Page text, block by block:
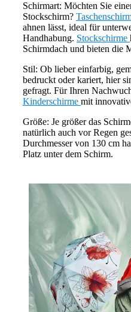
Schirmart: Möchten Sie
Stockschirm?
ahnen lässt, ideal für
Handhabung. Stockschirme
Schirmdach und bieten die
Stil: Ob lieber einfarbig,
bedruckt oder kariert, hier
gefragt. Für Ihren
Kinderschirme mit
Größe: Je größer das
natürlich auch vor Regen
Durchmesser von 130 cm
Platz unter dem Schirm.